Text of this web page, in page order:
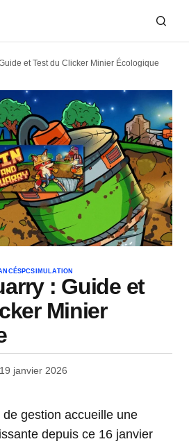
et Test du Clicker Minier Écologique
PCSIMULATION
: Guide et
Minier
19 janvier 2026
de gestion accueille une
depuis ce 16 janvier